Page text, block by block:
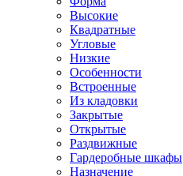
Высокие
Квадратные
Угловые
Низкие
Особенности
Встроенные
Из кладовки
Закрытые
Открытые
Раздвижные
Гардеробные шкафы
Назначение